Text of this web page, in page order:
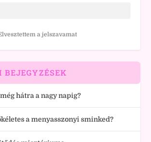
a jelszavamat
BEJEGYZÉSEK
hátra a nagy napig?
a menyasszonyi sminked?